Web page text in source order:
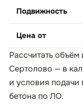
Подвижность
Цена от
Рассчитать
Сертолово — в
и условия
бетона по ЛО.